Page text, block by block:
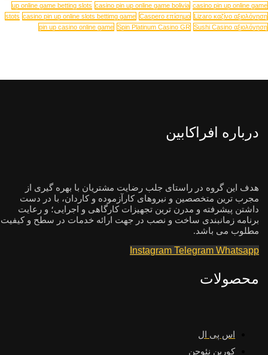
up online game betting slots casino pin up online game bolivia casino pin up online game
stots casino pin up online slots bettimg game Caspero επίσημο
Lizaro καζίνο αξιολόγηση
pin up casino online game Spin Platinum Casino GR Sushi Casino αξιολόγηση
درباره افراکابین
هدف این گروه در راستای جلب رضایت مشتریان با بهره گیری از
مجرب ترین متخصصین و نیروهای کارآزموده و کاردان، با در دست
داشتن پیشرفته و مدرن ترین تجهیزات کارگاهی و اجرایی؛ و رعایت
برنامه زمانبندی ساخت و نصب در جهت ارائه خدمات در سطح و کیفیت
مطلوب می باشد.
Instagram Telegram Whatsapp
محصولات
اس پی ال
کورین نئوجن